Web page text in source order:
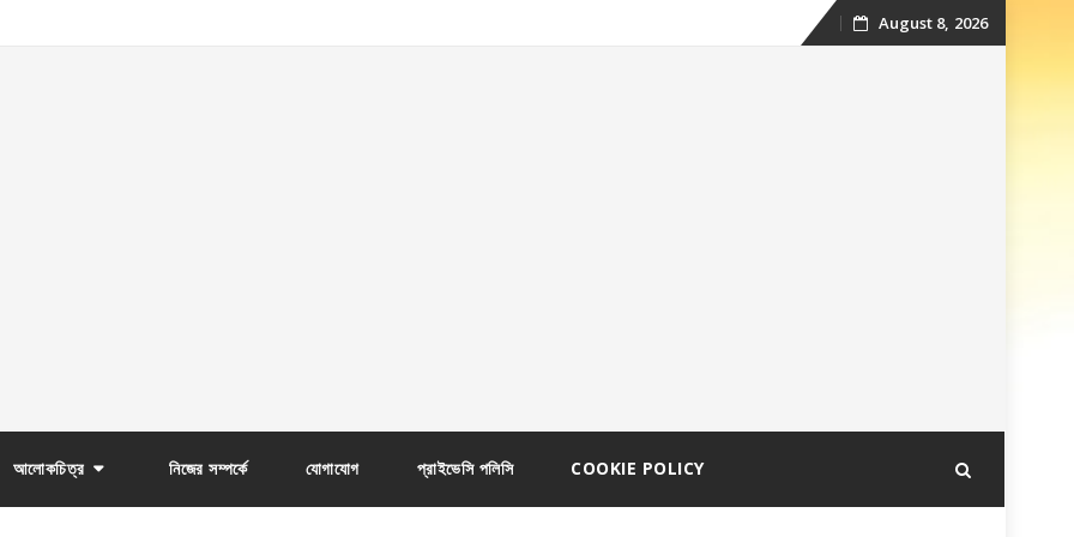
Skip
August 8, 2026
আলোকচিত্র নিজের সম্পর্কে যোগাযোগ প্রাইভেসি পলিসি COOKIE POLICY